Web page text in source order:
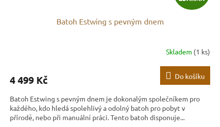
D
R
M
A
Batoh Estwing s pevným dnem
Skladem (1 ks)
4 499 Kč Do košíku
Batoh Estwing s pevným dnem je dokonalým společníkem pro
každého, kdo hledá spolehlivý a odolný batoh pro pobyt v
přírodě, nebo při manuální práci. Tento batoh disponuje...